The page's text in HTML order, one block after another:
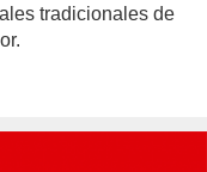
tradicionales de
conchi-